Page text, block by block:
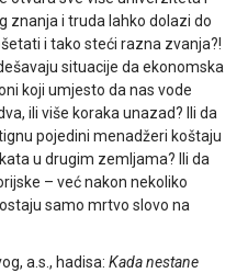
znanja i truda lahko dolazi do
i tako steći razna zvanja?!
situacije da ekonomska
koji umjesto da nas vode
ili više koraka unazad? Ili da
pojedini menadžeri koštaju
u drugim zemljama? Ili da
– već nakon nekoliko
samo mrtvo slovo na
a.s., hadisa: Kada nestane